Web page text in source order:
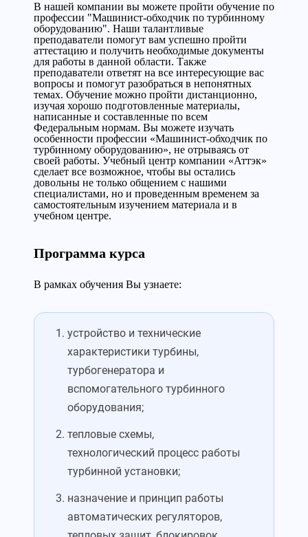
В нашей компании вы можете пройти обучение по
профессии "Машинист-обходчик по турбинному
оборудованию". Наши талантливые
преподаватели помогут вам успешно пройти
аттестацию и получить необходимые документы
для работы в данной области. Также
преподаватели ответят на все интересующие вас
вопросы и помогут разобраться в непонятных
темах. Обучение можно пройти дистанционно,
изучая хорошо подготовленные материалы,
написанные и составленные по всем
Федеральным нормам. Вы можете изучать
особенности профессии «Машинист-обходчик по
турбинному оборудованию», не отрываясь от
своей работы. Учебный центр компании «Аттэк»
сделает все возможное, чтобы вы остались
довольны не только общением с нашими
специалистами, но и проведенным временем за
самостоятельным изучением материала и в
учебном центре.
Программа курса
В рамках обучения Вы узнаете:
устройство и технические
характеристики турбины,
турбогенератора и
вспомогательного турбинного
оборудования;
тепловые схемы,
технологический процесс работы
турбинной установки;
назначение и принцип работы
автоматических регуляторов,